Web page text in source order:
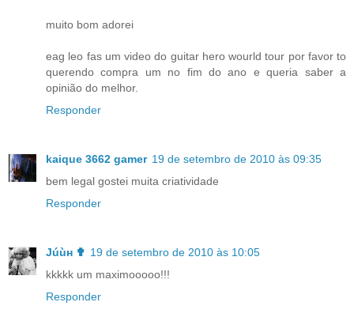
muito bom adorei
eag leo fas um video do guitar hero wourld tour por favor to
querendo compra um no fim do ano e queria saber a
opinião do melhor.
Responder
kaique 3662 gamer 19 de setembro de 2010 às 09:35
bem legal gostei muita criatividade
Responder
Júùн ✟ 19 de setembro de 2010 às 10:05
kkkkk um maximooooo!!!
Responder